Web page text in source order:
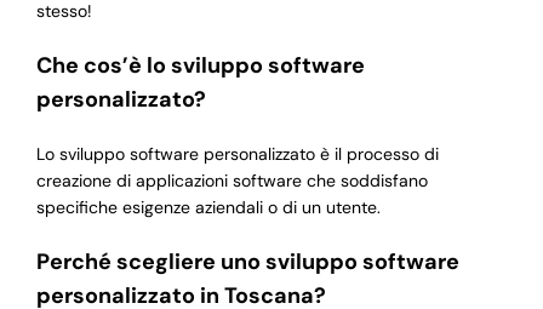
stesso!
Che cos’è lo sviluppo software
personalizzato?
Lo sviluppo software personalizzato è il processo di
creazione di applicazioni software che soddisfano
specifiche esigenze aziendali o di un utente.
Perché scegliere uno sviluppo software
personalizzato in Toscana?